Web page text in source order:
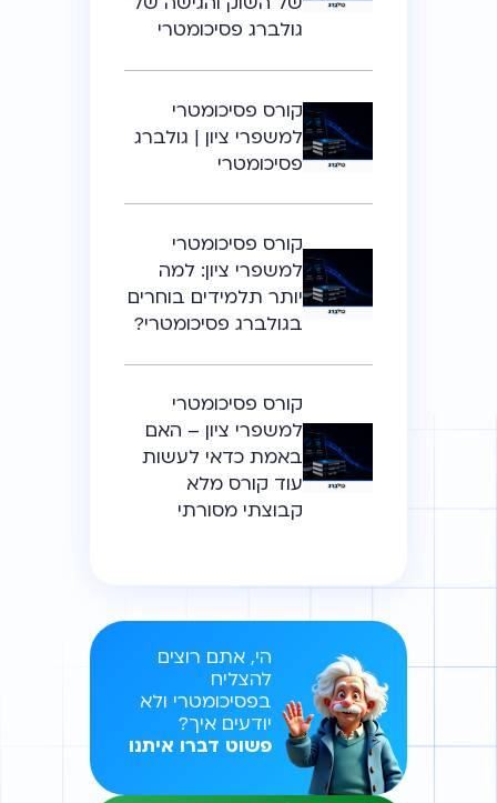
גולברג פסיכומטרי
קורס פסיכומטרי
למשפרי ציון | גולברג
פסיכומטרי
קורס פסיכומטרי
למשפרי ציון: למה
יותר תלמידים בוחרים
בגולברג פסיכומטרי?
קורס פסיכומטרי
למשפרי ציון – האם
באמת כדאי לעשות
עוד קורס מלא
קבוצתי מסורתי
הי, אתם רוצים
להצליח
בפסיכומטרי ולא
יודעים איך?
פשוט דברו איתנו